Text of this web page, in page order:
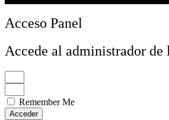
Acceso Panel
Accede al administrador de
Remember Me
Acceder